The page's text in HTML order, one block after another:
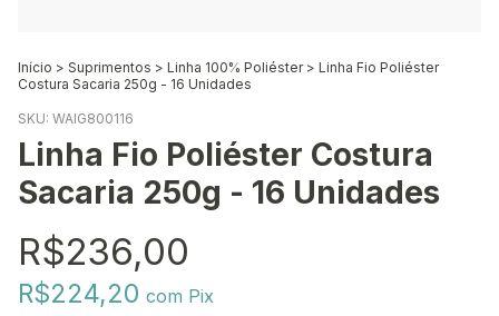
Início > Suprimentos > Linha 100% Poliéster > Linha Fio Poliéster
Costura Sacaria 250g - 16 Unidades
SKU: WAIG800116
Linha Fio Poliéster Costura
Sacaria 250g - 16 Unidades
R$236,00
R$224,20 com Pix